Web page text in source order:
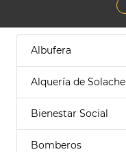
Albufera
Alquería de Solache
Bienestar Social
Bomberos